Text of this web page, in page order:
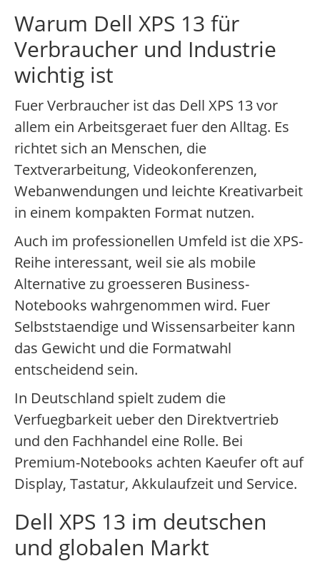
Warum Dell XPS 13 für
Verbraucher und Industrie
wichtig ist
Fuer Verbraucher ist das Dell XPS 13 vor
allem ein Arbeitsgeraet fuer den Alltag. Es
richtet sich an Menschen, die
Textverarbeitung, Videokonferenzen,
Webanwendungen und leichte Kreativarbeit
in einem kompakten Format nutzen.
Auch im professionellen Umfeld ist die XPS-
Reihe interessant, weil sie als mobile
Alternative zu groesseren Business-
Notebooks wahrgenommen wird. Fuer
Selbststaendige und Wissensarbeiter kann
das Gewicht und die Formatwahl
entscheidend sein.
In Deutschland spielt zudem die
Verfuegbarkeit ueber den Direktvertrieb
und den Fachhandel eine Rolle. Bei
Premium-Notebooks achten Kaeufer oft auf
Display, Tastatur, Akkulaufzeit und Service.
Dell XPS 13 im deutschen
und globalen Markt